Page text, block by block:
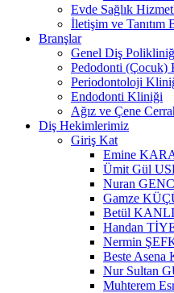
Evde Sağlık
İletişim ve Tanıtım
Branşlar
Genel Diş
Pedodonti (Çocuk)
Periodontoloji
Endodonti Kliniği
Ağız ve Çene
Diş Hekimlerimiz
Giriş Kat
Emine
Ümit Gül
Nuran
Gamze
Betül
Handan
Nermin
Beste Asena
Nur Sultan
Muhterem